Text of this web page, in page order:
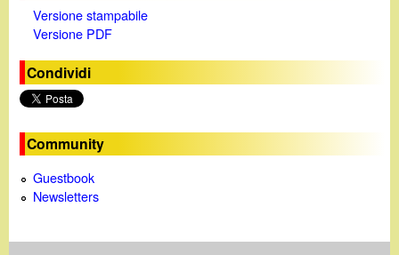
Versione stampabile
Versione PDF
Condividi
Community
Guestbook
Newsletters